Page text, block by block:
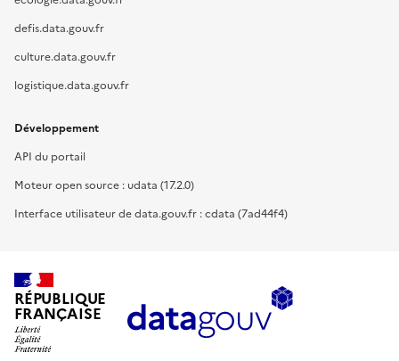
defis.data.gouv.fr
culture.data.gouv.fr
logistique.data.gouv.fr
Développement
API du portail
Moteur open source : udata (17.2.0)
Interface utilisateur de data.gouv.fr : cdata (7ad44f4)
RÉPUBLIQUE
FRANÇAISE